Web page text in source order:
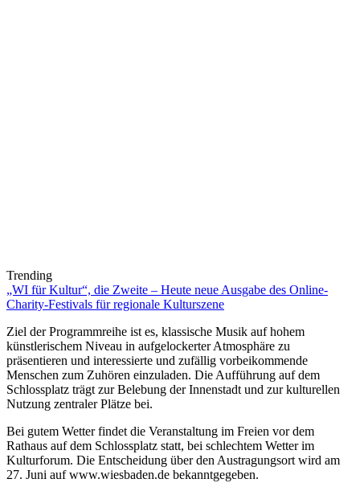
Trending
„WI für Kultur“, die Zweite – Heute neue Ausgabe des Online-
Charity-Festivals für regionale Kulturszene
Ziel der Programmreihe ist es, klassische Musik auf hohem
künstlerischem Niveau in aufgelockerter Atmosphäre zu
präsentieren und interessierte und zufällig vorbeikommende
Menschen zum Zuhören einzuladen. Die Aufführung auf dem
Schlossplatz trägt zur Belebung der Innenstadt und zur kulturellen
Nutzung zentraler Plätze bei.
Bei gutem Wetter findet die Veranstaltung im Freien vor dem
Rathaus auf dem Schlossplatz statt, bei schlechtem Wetter im
Kulturforum. Die Entscheidung über den Austragungsort wird am
27. Juni auf www.wiesbaden.de bekanntgegeben.